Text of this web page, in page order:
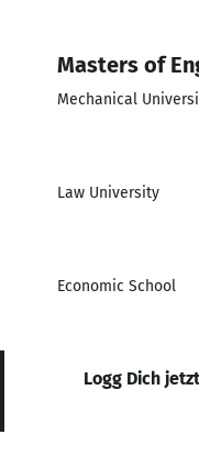
Masters of
Mechanical
Law University
Economic School
Logg Dich